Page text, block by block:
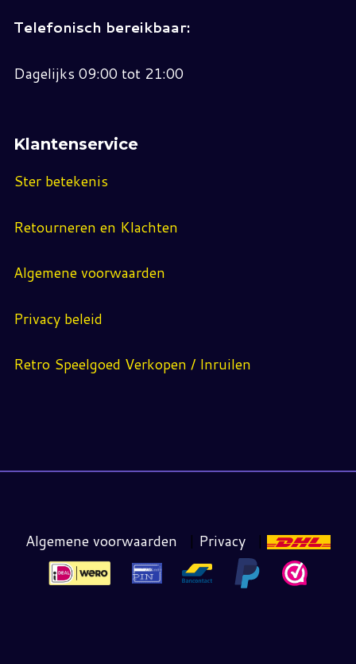
Telefonisch bereikbaar:
Dagelijks 09:00 tot 21:00
Klantenservice
Ster betekenis
Retourneren en Klachten
Algemene voorwaarden
Privacy beleid
Retro Speelgoed Verkopen / Inruilen
Algemene voorwaarden | Privacy |